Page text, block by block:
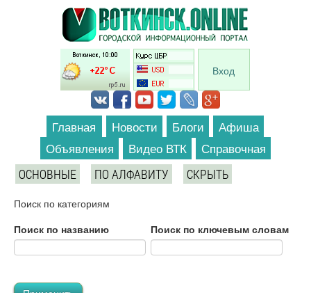
Перейти к основному содержанию
Вход
Главная Новости Блоги
Афиша
Объявления
Видео ВТК Справочная
ОСНОВНЫЕ ПО АЛФАВИТУ СКРЫТЬ
Поиск по категориям
Поиск по названию
Поиск по ключевым словам